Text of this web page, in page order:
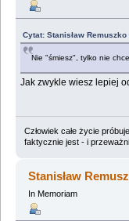
Cytat: Stanisław
Nie "śmiesz", tylko nie
Jak zwykle wiesz lepiej
Człowiek całe życie
faktycznie jest - i
Stanisław
In Memoriam